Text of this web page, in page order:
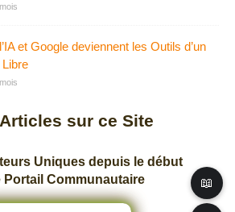
📖
et Google deviennent les Outils d’un
Articles sur ce Site
Uniques depuis le début
Portail Communautaire